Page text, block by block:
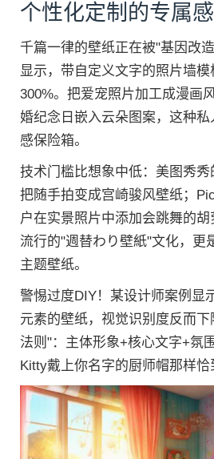
个性化定制的专属感
千篇一律的壁纸正在被"基因改
显示，带自定义文字的照片墙模
300%。把爱宠照片加工成漫画
婚纪念日嵌入云朵图案，这种
感保险箱。
技术门槛比想象中低：美图秀
把随手拍变成宫崎骏风壁纸；
户在实景照片中添加会跳舞的
流行的"週替わり壁紙"文化，更
主题壁纸。
警惕过度DIY！某设计师案例显
元素的壁纸，视觉识别度反而
法则"：主体形象+核心文字+氛
Kitty戴上你名字的厨师帽那样恰